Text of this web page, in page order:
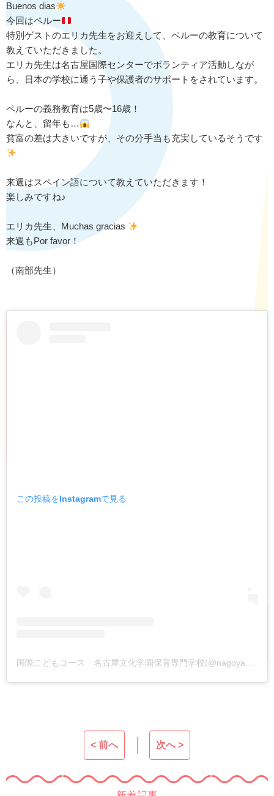
Buenos dias
今回はペルー
特別ゲストのエリカ先生をお迎えして、ペルーの教育について
教えていただきました。
エリカ先生は名古屋国際センターでボランティア活動しなが
ら、日本の学校に通う子や保護者のサポートをされています。
ペルーの義務教育は5歳〜16歳！
なんと、留年も…
貧富の差は大きいですが、その分手当も充実しているそうです
来週はスペイン語について教えていただきます！
楽しみですね♪
エリカ先生、Muchas gracias
来週もPor favor！
（南部先生）
この投稿をInstagramで見る
< 前へ 次へ >